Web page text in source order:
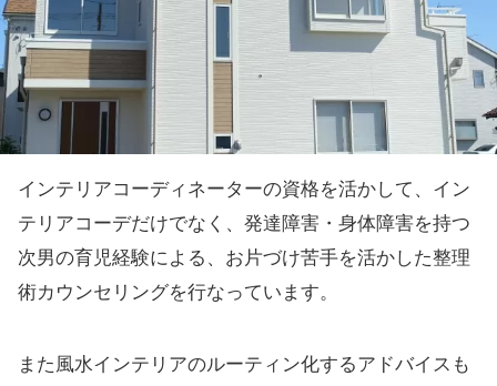
インテリアコーディネーターの資格を活かして、イン
テリアコーデだけでなく、発達障害・身体障害を持つ
次男の育児経験による、お片づけ苦手を活かした整理
術カウンセリングを行なっています。
また風水インテリアのルーティン化するアドバイスも